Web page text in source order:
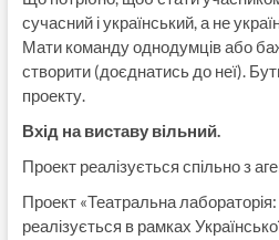
сучасний і український, а не
Мати команду однодумців або
створити (доєднатись до неї).
проекту.
Вхід на виставу вільний.
Проект реалізується спільно з
Проект «Театральна
реалізується в рамках